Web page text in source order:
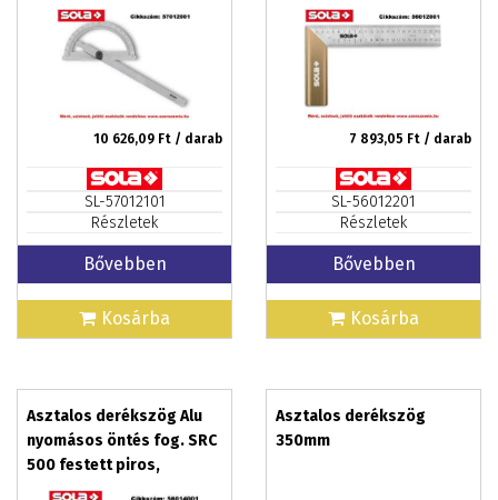
10 626,09 Ft / darab
SL-57012101
Részletek
Bővebben
Kosárba
SOLA
7 893,05 Ft / darab
SL-56012201
Részletek
Bővebben
Kosárba
Asztalos derékszög Alu
nyomásos öntés fog. SRC
500 festett piros,
500x170mm SOLA
Asztalos derékszög
350mm